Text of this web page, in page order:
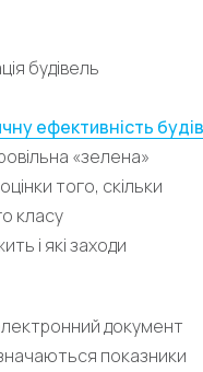
будівель
ефективність
«зелена»
того, скільки
класу
і які заходи
документ
показники